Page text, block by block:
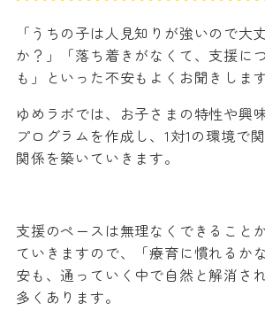
「うちの子は人見知りが強いので大
か？」「落ち着きがなくて、支援に
も」といった不安もよくお聞きします
ゆめラボでは、お子さまの特性や興
プログラムを作成し、1対1の環境で
関係を築いていきます。
支援のペースは無理なくできること
ていきますので、「療育に慣れるか
安も、通っていく中で自然と解消さ
多くあります。